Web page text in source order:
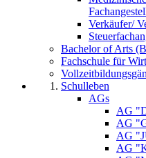
Verkäufer/
Bachelor of Arts
Fachschule für
Schulleben
AGs
AG
AG
AG
AG